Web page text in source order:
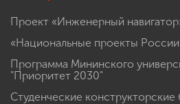
Проект «Инженерный
«Национальные проекты
Программа Мининского
"Приоритет 2030"
Студенческие